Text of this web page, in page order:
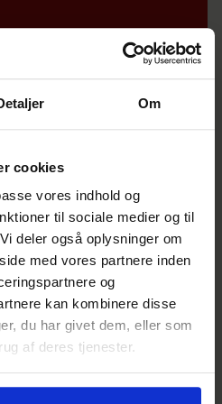
Om
cookies
vores indhold og
til sociale medier og til
deler også oplysninger om
med vores partnere inden
og
kan kombinere disse
du har givet dem, eller som
af deres tjenester.
Nord